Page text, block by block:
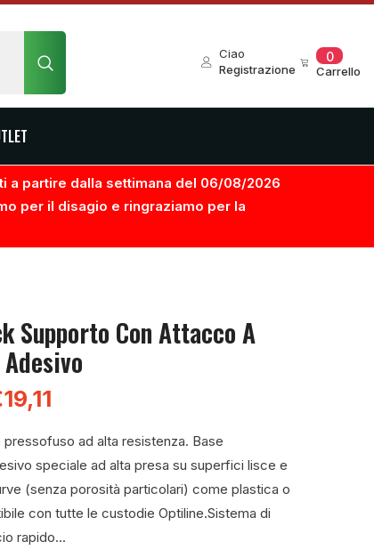
00
Carrello
Ciao
Registrazione
a partire dalla settimana del 06/08/2026
per il disagio e ringraziamo per la
Supporto Con Attacco A
pressofuso ad alta resistenza. Base
speciale ad alta presa su superfici lisce e
(senza porosità particolari) come plastica o
con tutte le custodie Optiline.Sistema di
rapido...